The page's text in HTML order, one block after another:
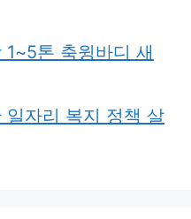
톤 축윙바디 새
일자리 복지 정책 살